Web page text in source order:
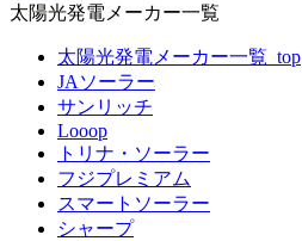
太陽光発電メーカー一覧
太陽光発電メーカー一覧_top
JAソーラー
サンリッチ
Looop
トリナ・ソーラー
フジプレミアム
スマートソーラー
シャープ